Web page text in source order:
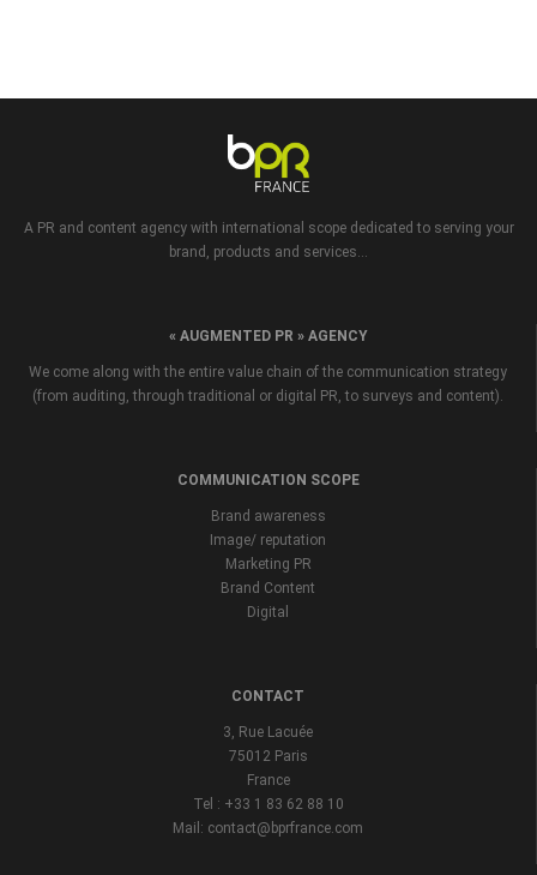
A PR and content agency with international scope dedicated to serving your
brand, products and services...
« AUGMENTED PR » AGENCY
We come along with the entire value chain of the communication strategy
(from auditing, through traditional or digital PR, to surveys and content).
COMMUNICATION SCOPE
Brand awareness
Image/ reputation
Marketing PR
Brand Content
Digital
CONTACT
3, Rue Lacuée
75012 Paris
France
Tel : +33 1 83 62 88 10
Mail: contact@bprfrance.com